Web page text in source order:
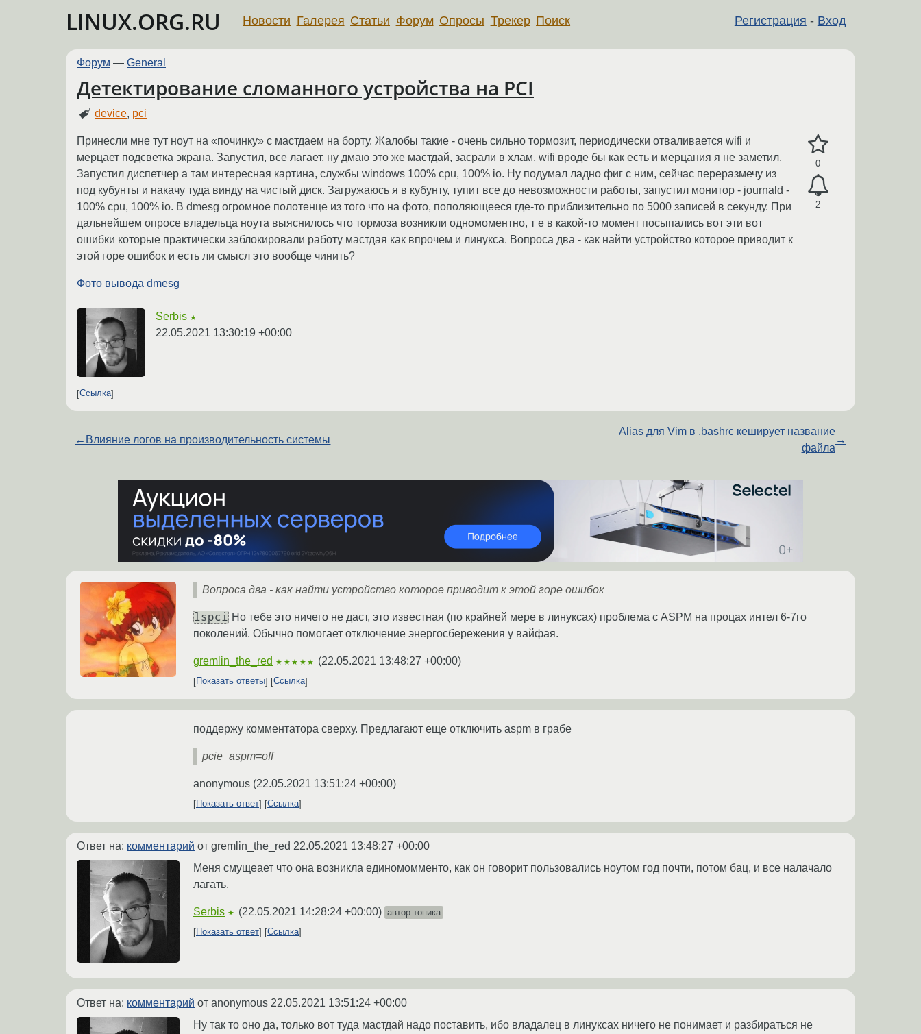
LINUX.ORG.RU Регистрация - Вход
Новости Галерея Статьи Форум Опросы Трекер Поиск
Форум — General
Детектирование сломанного устройства на PCI
device, pci
0
2
Принесли мне тут ноут на «починку» с мастдаем на борту. Жалобы такие - очень сильно тормозит, периодически отваливается wifi и
мерцает подсветка экрана. Запустил, все лагает, ну дмаю это же мастдай, засрали в хлам, wifi вроде бы как есть и мерцания я не заметил.
Запустил диспетчер а там интересная картина, службы windows 100% cpu, 100% io. Ну подумал ладно фиг с ним, сейчас переразмечу из
под кубунты и накачу туда винду на чистый диск. Загружаюсь я в кубунту, тупит все до невозможности работы, запустил монитор - journald -
100% cpu, 100% io. В dmesg огромное полотенце из того что на фото, пополяющееся где-то приблизительно по 5000 записей в секунду. При
дальнейшем опросе владельца ноута выяснилось что тормоза возникли одномоментно, т е в какой-то момент посыпались вот эти вот
ошибки которые практически заблокировали работу мастдая как впрочем и линукса. Вопроса два - как найти устройство которое приводит к
этой горе ошибок и есть ли смысл это вообще чинить?
Фото вывода dmesg
Serbis ★
22.05.2021 13:30:19 +00:00
Ссылка
← Влияние логов на производительность системы
Alias для Vim в .bashrc кеширует название
файла
→
Вопроса два - как найти устройство которое приводит к этой горе ошибок
lspci Но тебе это ничего не даст, это известная (по крайней мере в линуксах) проблема с ASPM на процах интел 6-7го
поколений. Обычно помогает отключение энергосбережения у вайфая.
gremlin_the_red ★★★★★ (22.05.2021 13:48:27 +00:00)
Показать ответы Ссылка
поддержу комментатора сверху. Предлагают еще отключить aspm в грабе
pcie_aspm=off
anonymous (22.05.2021 13:51:24 +00:00)
Показать ответ Ссылка
Ответ на: комментарий от gremlin_the_red 22.05.2021 13:48:27 +00:00
Меня смущеает что она возникла единомомменто, как он говорит пользовались ноутом год почти, потом бац, и все налачало
лагать.
Serbis ★ (22.05.2021 14:28:24 +00:00) автор топика
Показать ответ
Ссылка
Ответ на: комментарий от anonymous 22.05.2021 13:51:24 +00:00
Ну так то оно да, только вот туда мастдай надо поставить, ибо владалец в линуксах ничего не понимает и разбираться не